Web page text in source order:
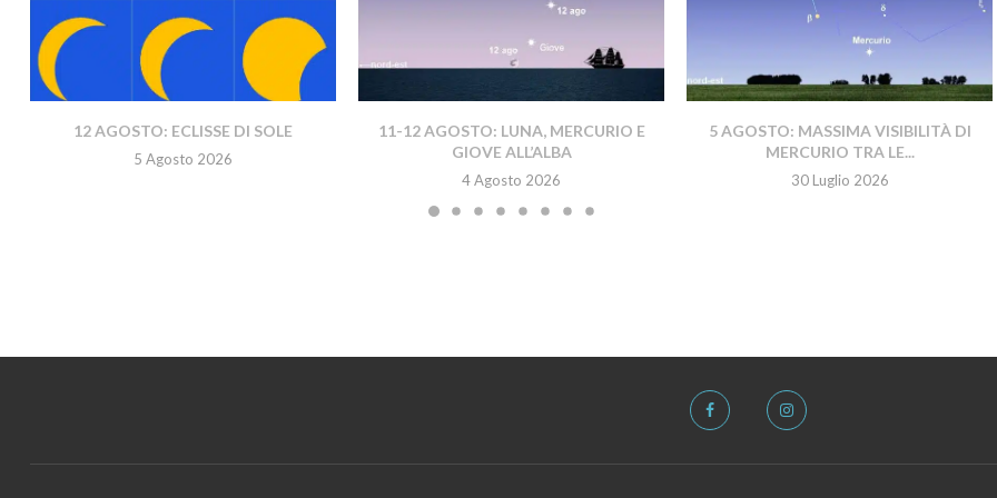
12 AGOSTO: ECLISSE DI SOLE
5 Agosto 2026
11-12 AGOSTO: LUNA, MERCURIO E
GIOVE ALL’ALBA
4 Agosto 2026
5 AGOSTO: MASSIMA VISIBILITÀ DI
MERCURIO TRA LE...
30 Luglio 2026